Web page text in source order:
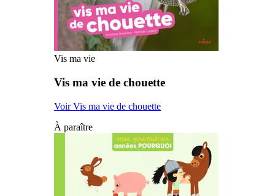
Vis ma vie
Vis ma vie de chouette
Voir Vis ma vie de chouette
À paraître